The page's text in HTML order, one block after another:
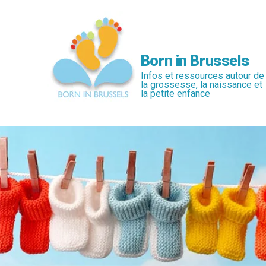
Born in Brussels
Infos et ressources autour de
la grossesse, la naissance et
la petite enfance